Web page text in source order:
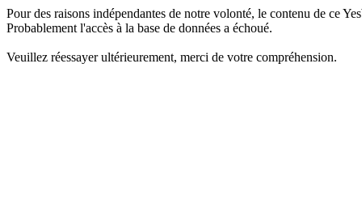
Pour des raisons indépendantes de notre volonté, le contenu de ce
Probablement l'accès à la base de données a échoué.
Veuillez réessayer ultérieurement, merci de votre compréhension.